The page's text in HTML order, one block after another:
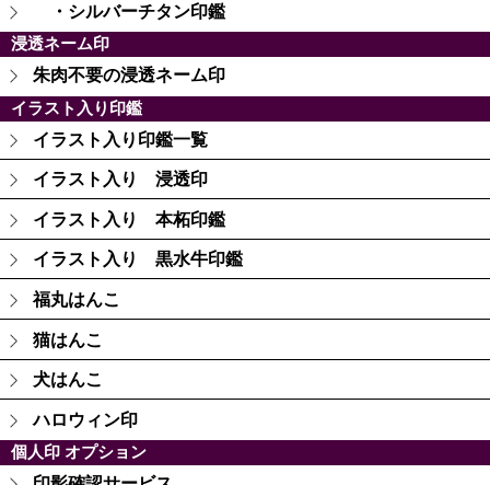
・シルバーチタン印鑑
浸透ネーム印
朱肉不要の浸透ネーム印
イラスト入り印鑑
イラスト入り印鑑一覧
イラスト入り 浸透印
イラスト入り 本柘印鑑
イラスト入り 黒水牛印鑑
福丸はんこ
猫はんこ
犬はんこ
ハロウィン印
個人印 オプション